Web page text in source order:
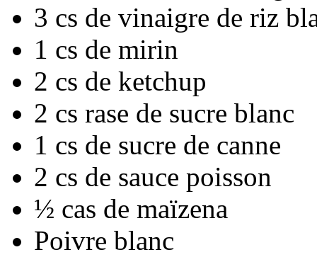
3 cs de vinaigre de riz
1 cs de mirin
2 cs de ketchup
2 cs rase de sucre blanc
1 cs de sucre de canne
2 cs de sauce poisson
½ cas de maïzena
Poivre blanc